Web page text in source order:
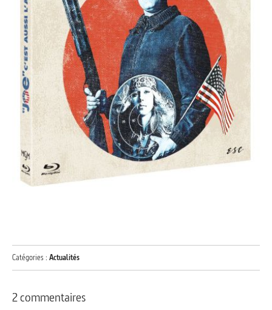
Catégories : Actualités
2 commentaires